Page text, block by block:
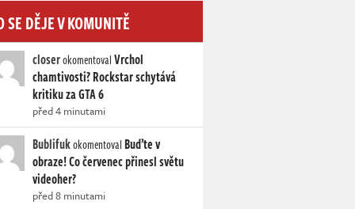
SE DĚJE V KOMUNITĚ
closerokomentovalVrchol
chamtivosti? Rockstar schytává
kritiku za GTA 6
před 4 minutami
Bublifukokomentoval Buďte v
obraze! Co červenec přinesl světu
videoher?
před 8 minutami